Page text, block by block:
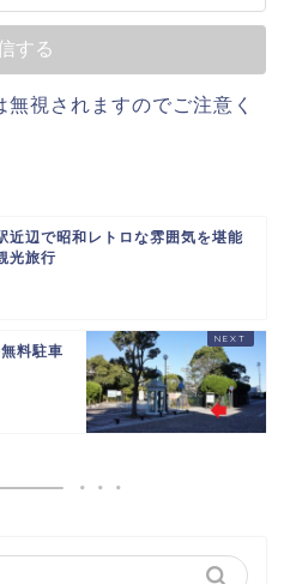
視されますのでご注意く
近辺で昭和レトロな雰囲気を堪能
光旅行
料駐車